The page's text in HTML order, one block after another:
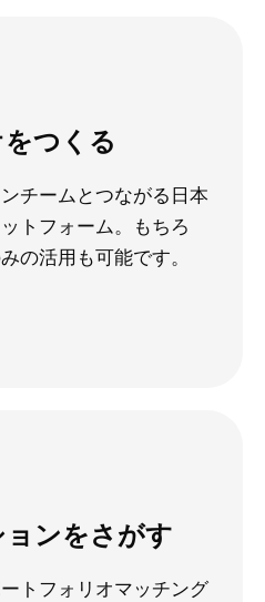
つくる
チームとつながる日本
トフォーム。もちろ
の活用も可能です。
ンをさがす
トフォリオマッチング